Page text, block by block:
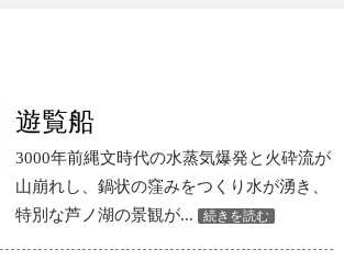
遊覧船
3000年前縄文時代の水蒸気爆発と火砕流が
山崩れし、鍋状の窪みをつくり水が湧き、
特別な芦ノ湖の景観が...
続きを読む